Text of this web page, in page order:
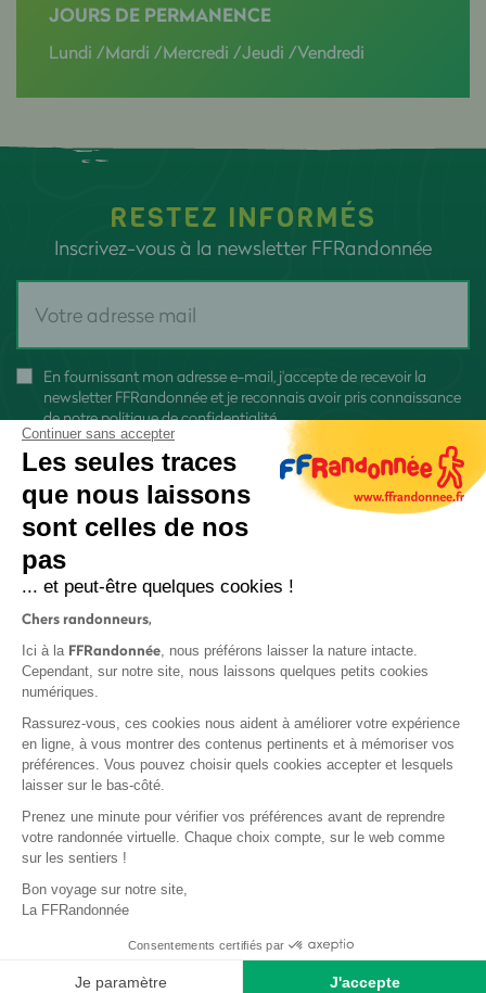
JOURS DE PERMANENCE
Lundi /Mardi /Mercredi /Jeudi /Vendredi
RESTEZ INFORMÉS
Inscrivez-vous à la newsletter FFRandonnée
En fournissant mon adresse e-mail, j'accepte de recevoir la
newsletter FFRandonnée et je reconnais avoir pris connaissance
denotre politique de confidentialité
Protection des données
Politique de confidentialité
Base documentaire
Continuer sans accepter
Les seules traces
que nous laissons
sont celles de nos
pas
... et peut-être quelques cookies !
Chers randonneurs,
Ici à la FFRandonnée, nous préférons laisser la nature intacte.
Cependant, sur notre site, nous laissons quelques petits cookies
numériques.
Rassurez-vous, ces cookies nous aident à améliorer votre expérience
en ligne, à vous montrer des contenus pertinents et à mémoriser vos
préférences. Vous pouvez choisir quels cookies accepter et lesquels
laisser sur le bas-côté.
Prenez une minute pour vérifier vos préférences avant de reprendre
votre randonnée virtuelle. Chaque choix compte, sur le web comme
sur les sentiers !
Bon voyage sur notre site,
La FFRandonnée
Consentements certifiés par
Je paramètre J'accepte